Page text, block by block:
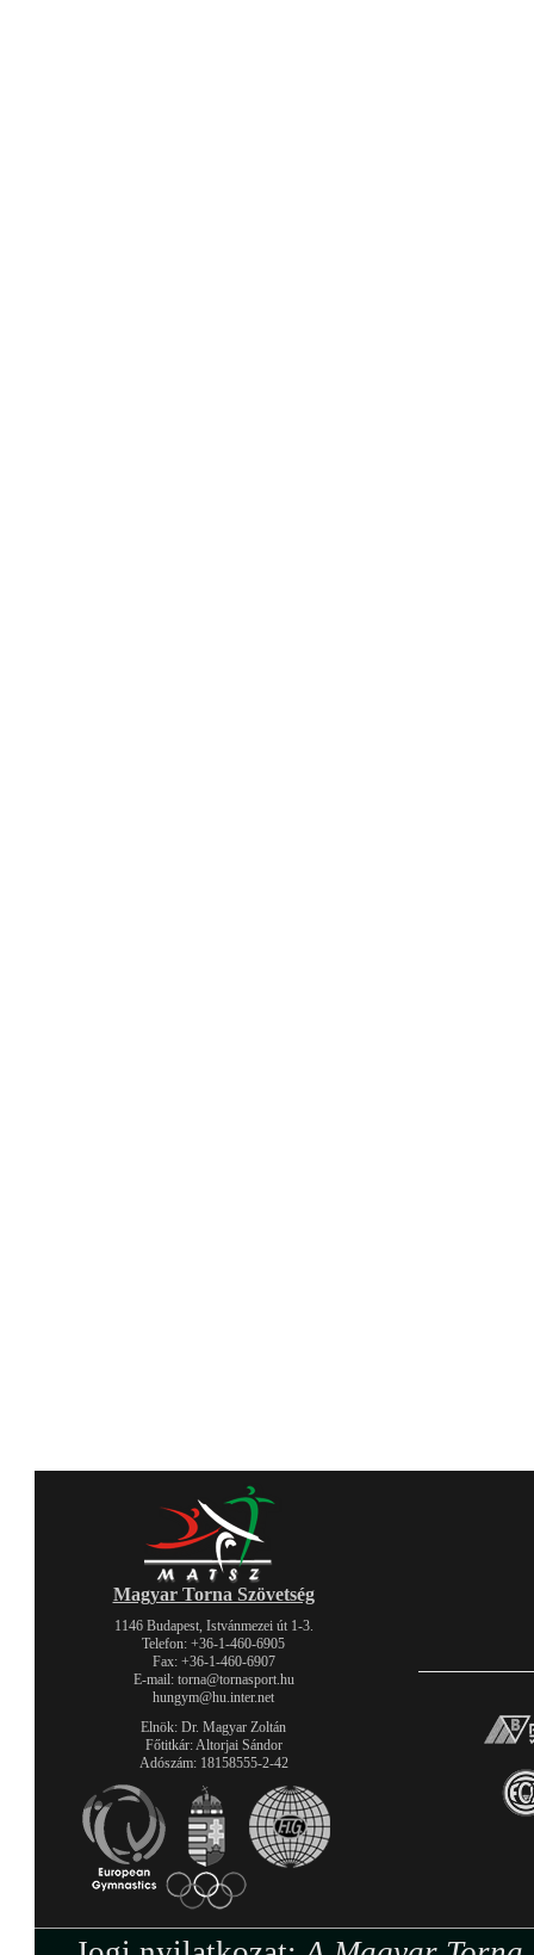
Magyar Torna Szövetség
1146 Budapest, Istvánmezei út 1-3.
Telefon: +36-1-460-6905
Fax: +36-1-460-6907
E-mail: torna@tornasport.hu
hungym@hu.inter.net
Elnök: Dr. Magyar Zoltán
Főtitkár: Altorjai Sándor
Adószám: 18158555-2-42